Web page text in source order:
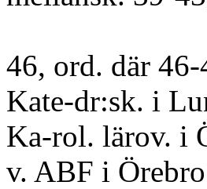
46, ord. där
Kate-dr:sk. i
Ka-rol. lärov. i
v. ABF i